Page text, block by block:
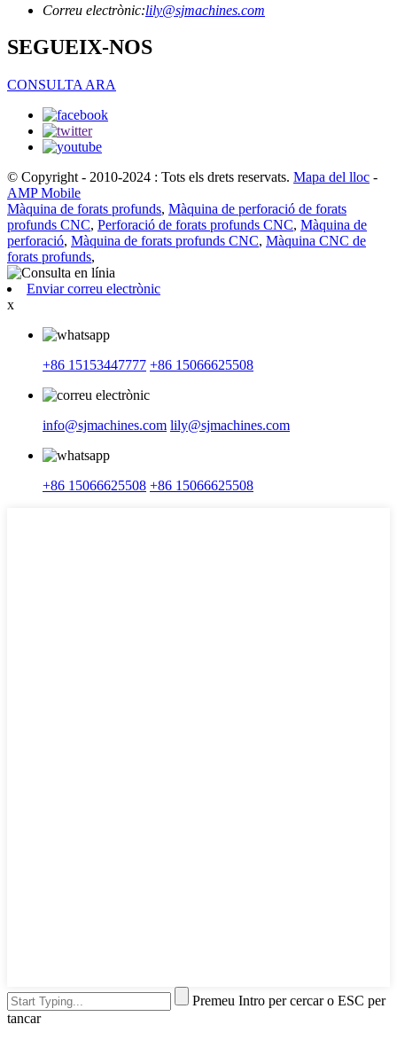
Correu electrònic:lily@sjmachines.com
SEGUEIX-NOS
CONSULTA ARA
© Copyright - 2010-2024 : Tots els drets reservats. Mapa del lloc -
AMP Mobile
Màquina de forats profunds, Màquina de perforació de forats
profunds CNC, Perforació de forats profunds CNC, Màquina de
perforació, Màquina de forats profunds CNC, Màquina CNC de
forats profunds,
Enviar correu electrònic
x
+86 15153447777 +86 15066625508
info@sjmachines.com lily@sjmachines.com
+86 15066625508 +86 15066625508
Premeu Intro per cercar o ESC per
tancar